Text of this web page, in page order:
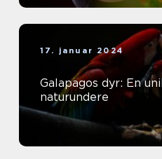
17. januar 2024
Galapagos dyr: En
naturundere